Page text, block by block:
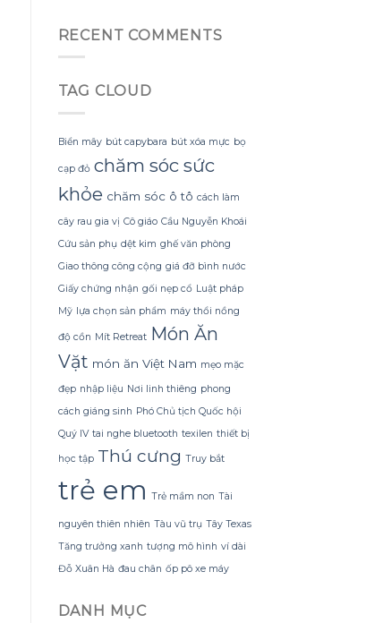
Quyết
Dừa
Gội
Homespa
RECENT COMMENTS
TAG CLOUD
Biển mây bút capybara bút xóa mực bọ
cạp đỏ chăm sóc sức
khỏe chăm sóc ô tô cách làm
cây rau gia vị Cô giáo Cầu Nguyễn Khoái
Cứu sản phụ dệt kim ghế văn phòng
Giao thông công cộng giá đỡ bình nước
Giấy chứng nhận gối nẹp cổ Luật pháp
Mỹ lựa chọn sản phẩm máy thổi nồng
độ cồn Mít Retreat Món Ăn
Vặt món ăn Việt Nam mẹo mặc
đẹp nhập liệu Nơi linh thiêng phong
cách giáng sinh Phó Chủ tịch Quốc hội
Quý IV tai nghe bluetooth texilen thiết bị
học tập Thú cưng Truy bắt
trẻ em Trẻ mầm non Tài
nguyên thiên nhiên Tàu vũ trụ Tây Texas
Tăng trưởng xanh tượng mô hình ví dài
Đỗ Xuân Hà đau chân ốp pô xe máy
DANH MỤC